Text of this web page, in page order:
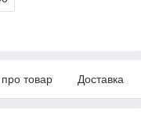
про товар Доставка